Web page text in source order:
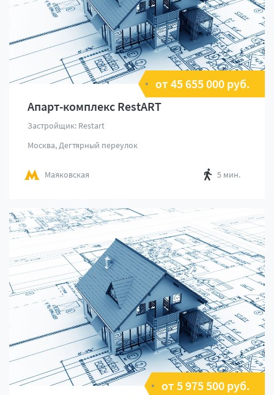
от 45 655 000 руб.
Апарт-комплекс RestART
Застройщик: Restart
Москва, Дегтярный переулок
Маяковская 5 мин.
от 5 975 500 руб.